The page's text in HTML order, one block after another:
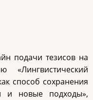
подачи тезисов на
«Лингвистический
способ сохранения
и новые подходы»,